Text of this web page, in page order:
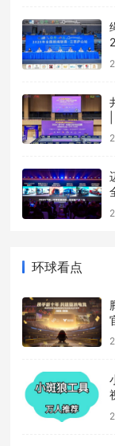
环球看点